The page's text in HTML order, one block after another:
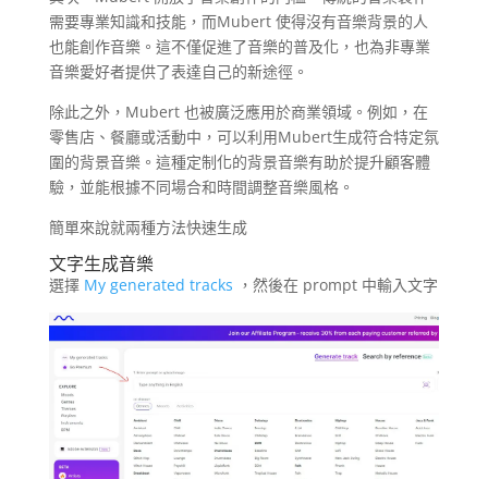
需要專業知識和技能，而Mubert 使得沒有音樂背景的人
也能創作音樂。這不僅促進了音樂的普及化，也為非專業
音樂愛好者提供了表達自己的新途徑。
除此之外，Mubert 也被廣泛應用於商業領域。例如，在
零售店、餐廳或活動中，可以利用Mubert生成符合特定氛
圍的背景音樂。這種定制化的背景音樂有助於提升顧客體
驗，並能根據不同場合和時間調整音樂風格。
簡單來說就兩種方法快速生成
文字生成音樂
選擇 My generated tracks ，然後在 prompt 中輸入文字